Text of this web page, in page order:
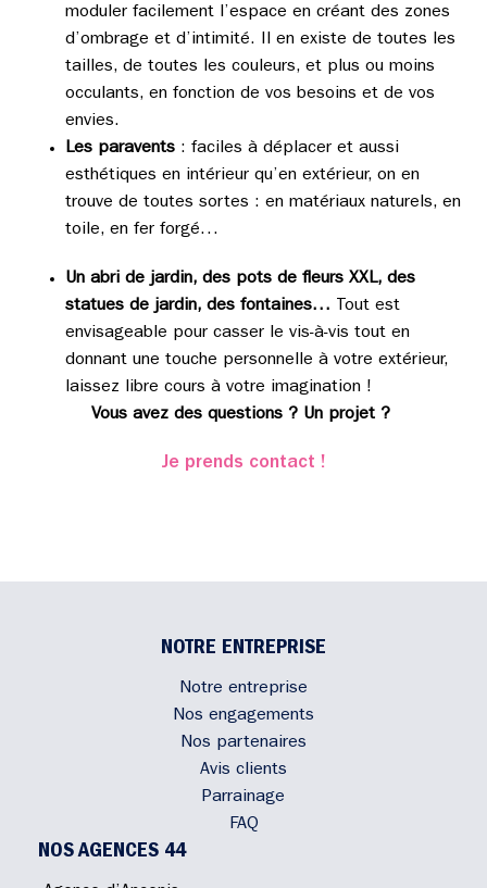
moduler facilement l’espace en créant des zones
d’ombrage et d’intimité. Il en existe de toutes les
tailles, de toutes les couleurs, et plus ou moins
occulants, en fonction de vos besoins et de vos
envies.
Les paravents : faciles à déplacer et aussi
esthétiques en intérieur qu’en extérieur, on en
trouve de toutes sortes : en matériaux naturels, en
toile, en fer forgé…
Un abri de jardin, des pots de fleurs XXL, des
statues de jardin, des fontaines… Tout est
envisageable pour casser le vis-à-vis tout en
donnant une touche personnelle à votre extérieur,
laissez libre cours à votre imagination !
Vous avez des questions ? Un projet ?
Je prends contact !
NOTRE ENTREPRISE
Notre entreprise
Nos engagements
Nos partenaires
Avis clients
Parrainage
FAQ
NOS AGENCES 44